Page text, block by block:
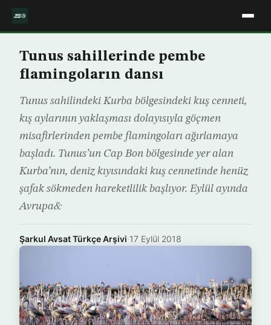
Tunus sahillerinde pembe
flamingoların dansı
Tunus sahilindeki Kurba bölgesindeki kuş cenneti,
kış aylarının yaklaşması dolayısıyla göçmen
misafirlerinden pembe flamingoları ağırlamaya
başladı. Tunus’un Cap Bon bölgesinde yer alan
Kurba’nın, deniz kıyısındaki kuş cennetinde henüz
şafak sökmeden hareketlilik başlıyor. Eylül ayında
Avrupa&
Şarkul Avsat Türkçe Arşivi·17 Eylül 2018